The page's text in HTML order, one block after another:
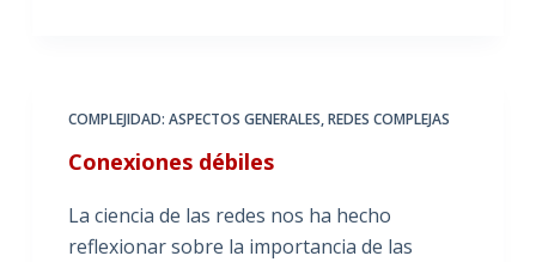
COMPLEJIDAD: ASPECTOS GENERALES,REDES COMPLEJAS
Conexiones débiles
La ciencia de las redes nos ha hecho
reflexionar sobre la importancia de las